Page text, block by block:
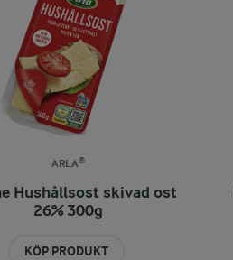
ARLA®
Hushållsost skivad ost
26% 300g
KÖP PRODUKT